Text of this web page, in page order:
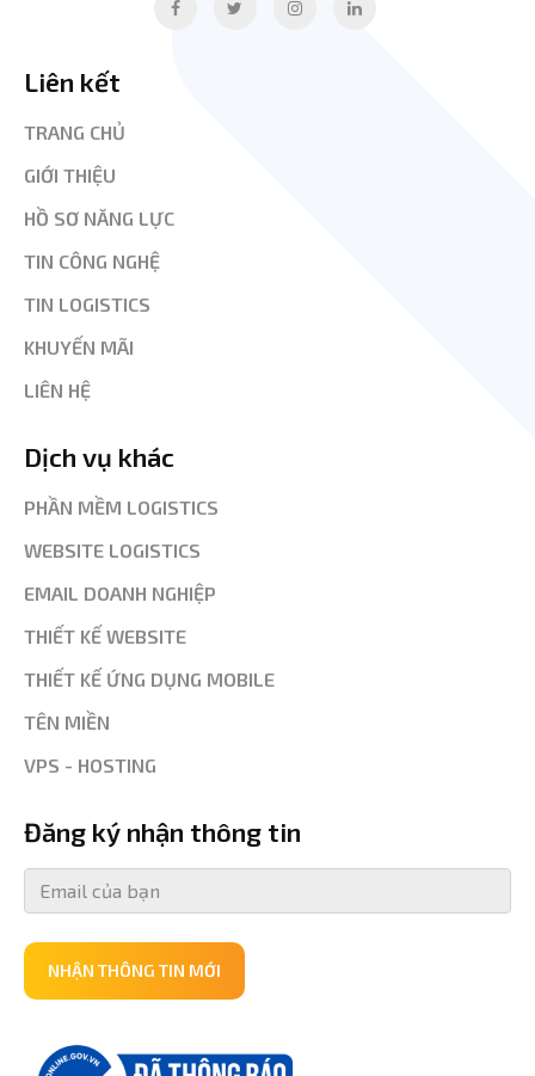
Liên kết
TRANG CHỦ
GIỚI THIỆU
HỒ SƠ NĂNG LỰC
TIN CÔNG NGHỆ
TIN LOGISTICS
KHUYẾN MÃI
LIÊN HỆ
Dịch vụ khác
PHẦN MỀM LOGISTICS
WEBSITE LOGISTICS
EMAIL DOANH NGHIỆP
THIẾT KẾ WEBSITE
THIẾT KẾ ỨNG DỤNG MOBILE
TÊN MIỀN
VPS - HOSTING
Đăng ký nhận thông tin
NHẬN THÔNG TIN MỚI